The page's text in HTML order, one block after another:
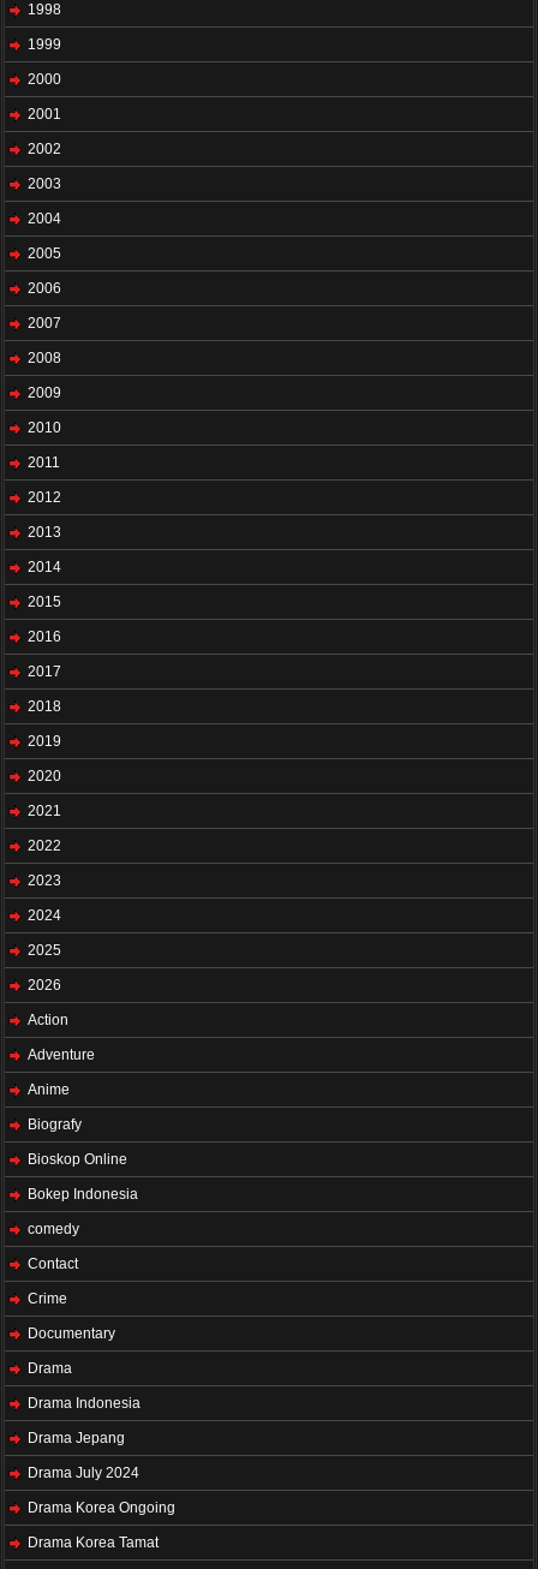
1998
1999
2000
2001
2002
2003
2004
2005
2006
2007
2008
2009
2010
2011
2012
2013
2014
2015
2016
2017
2018
2019
2020
2021
2022
2023
2024
2025
2026
Action
Adventure
Anime
Biografy
Bioskop Online
Bokep Indonesia
comedy
Contact
Crime
Documentary
Drama
Drama Indonesia
Drama Jepang
Drama July 2024
Drama Korea Ongoing
Drama Korea Tamat